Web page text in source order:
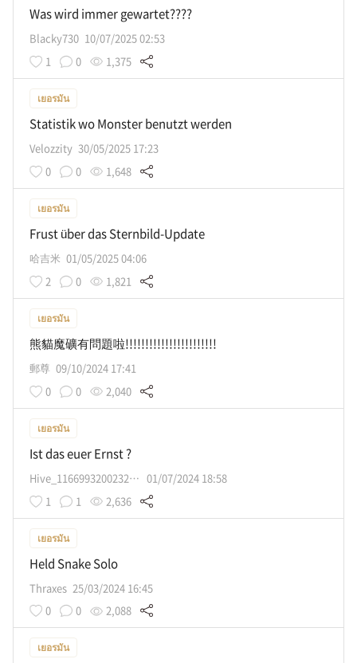
Was wird immer gewartet????
Blacky730 10/07/2025 02:53
1
0 1,375
เยอรมัน
Statistik wo Monster benutzt werden
Velozzity 30/05/2025 17:23
0
0 1,648
เยอรมัน
Frust über das Sternbild-Update
哈吉米 01/05/2025 04:06
2
0 1,821
เยอรมัน
熊貓魔礦有問題啦!!!!!!!!!!!!!!!!!!!!!!!
郵尊 09/10/2024 17:41
0
0 2,040
เยอรมัน
Ist das euer Ernst ?
Hive_116699320023227632267 01/07/2024 18:58
1
1 2,636
เยอรมัน
Held Snake Solo
Thraxes 25/03/2024 16:45
0
0 2,088
เยอรมัน